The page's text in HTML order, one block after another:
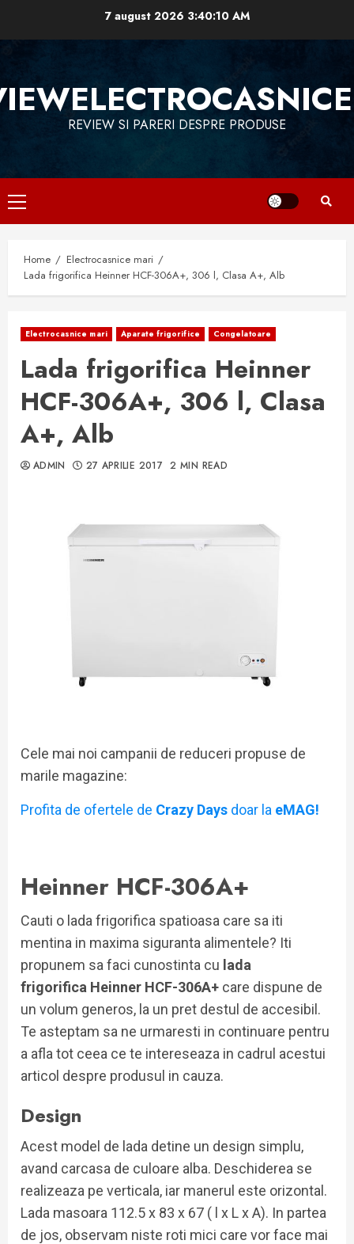
7 august 2026 3:40:11 AM
REVIEW SI PARERI DESPRE PRODUSE
Primary
Menu
Home
Electrocasnice mari
Lada frigorifica Heinner HCF-306A+, 306 l, Clasa A+, Alb
Electrocasnice mari Aparate frigorifice Congelatoare
Lada frigorifica Heinner
HCF-306A+, 306 l, Clasa
A+, Alb
ADMIN 27 APRILIE 2017 2 MIN READ
Cele mai noi campanii de reduceri propuse de
marile magazine:
Profita de ofertele de Crazy Days doar la eMAG!
Heinner HCF-306A+
Cauti o lada frigorifica spatioasa care sa iti
mentina in maxima siguranta alimentele? Iti
propunem sa faci cunostinta cu lada
frigorifica Heinner HCF-306A+ care dispune de
un volum generos, la un pret destul de accesibil.
Te asteptam sa ne urmaresti in continuare pentru
a afla tot ceea ce te intereseaza in cadrul acestui
articol despre produsul in cauza.
Design
Acest model de lada detine un design simplu,
avand carcasa de culoare alba. Deschiderea se
realizeaza pe verticala, iar manerul este orizontal.
Lada masoara 112.5 x 83 x 67 ( l x L x A). In partea
de jos, observam niste roti mici care vor face mai